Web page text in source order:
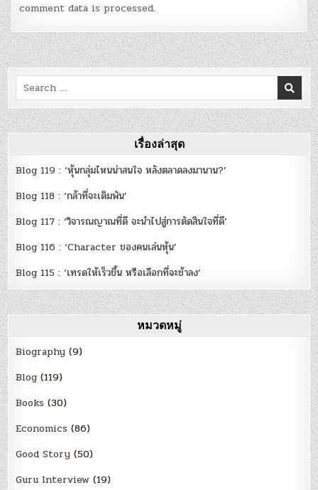
comment data is processed.
Search
for:
เรื่องล่าสุด
Blog 119 : ‘หุ้นกลุ่มไหนน่าสนใจ หลังตลาดลงมานาน?’
Blog 118 : ‘กล้าที่จะเดิมพัน’
Blog 117 : ‘วิจารณญาณที่ดี จะนำไปสู่การตัดสินใจที่ดี’
Blog 116 : ‘Character ของคนเล่นหุ้น’
Blog 115 : ‘เทรดให้เร็วขึ้น หรือเลือกที่จะช้าลง’
หมวดหมู่
Biography (9)
Blog (119)
Books (30)
Economics (86)
Good Story (50)
Guru Interview (19)